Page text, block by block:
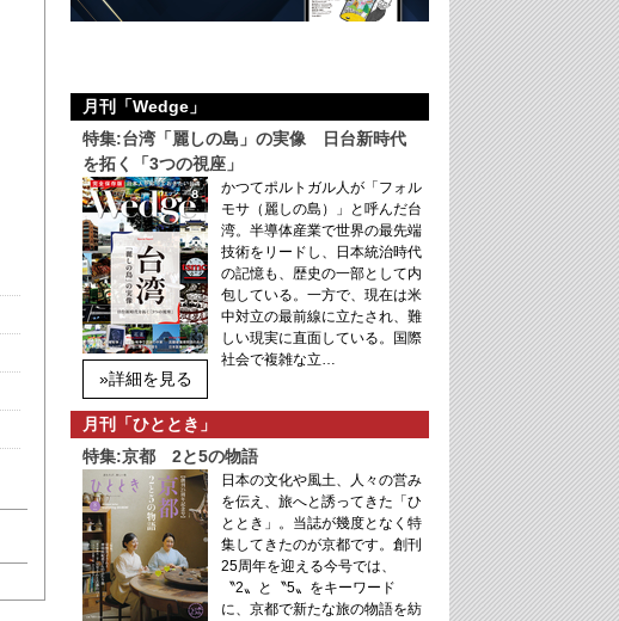
月刊「Wedge」
特集:台湾「麗しの島」の実像 日台新時代
を拓く「3つの視座」
»詳細を見る
かつてポルトガル人が「フォル
モサ（麗しの島）」と呼んだ台
湾。半導体産業で世界の最先端
技術をリードし、日本統治時代
の記憶も、歴史の一部として内
包している。一方で、現在は米
中対立の最前線に立たされ、難
しい現実に直面している。国際
社会で複雑な立…
月刊「ひととき」
特集:京都 2と5の物語
日本の文化や風土、人々の営み
を伝え、旅へと誘ってきた「ひ
ととき」。当誌が幾度となく特
集してきたのが京都です。創刊
25周年を迎える今号では、
〝2〟と〝5〟をキーワード
に、京都で新たな旅の物語を紡